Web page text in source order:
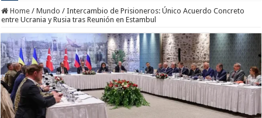
Home / Mundo / Intercambio de Prisioneros: Único Acuerdo Concreto
entre Ucrania y Rusia tras Reunión en Estambul